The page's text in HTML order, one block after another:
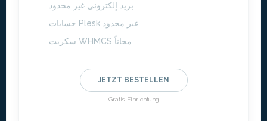
بريد إلكتروني غير محدود
حسابات Plesk غير محدود
سكربت WHMCS مجاناً
JETZT BESTELLEN
Gratis-Einrichtung